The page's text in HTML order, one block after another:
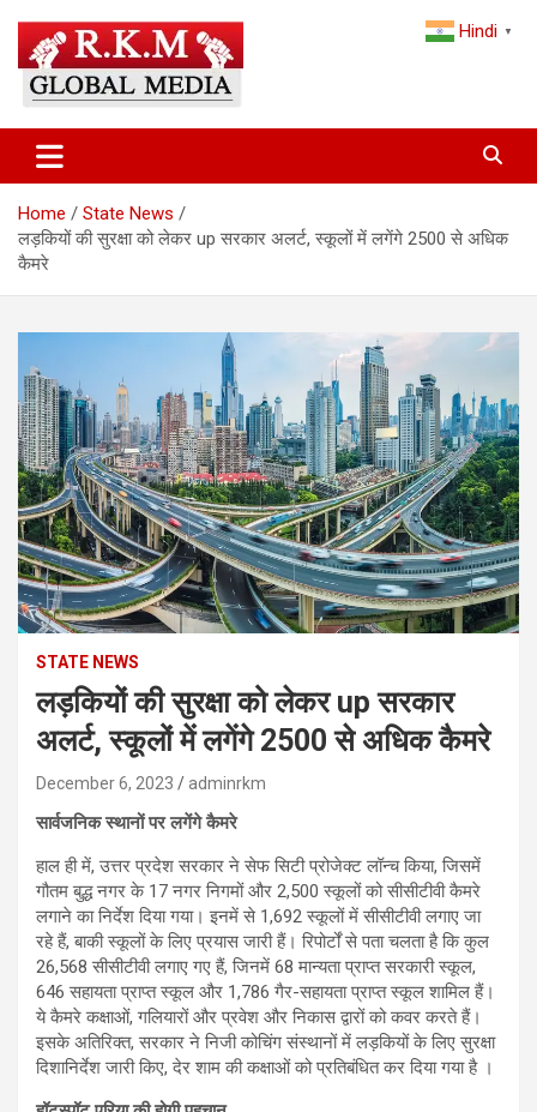
content
Latest Hindi News & Breaking
News – RKM Global Media
and the World
Home
State News
लड़कियों की सुरक्षा को लेकर up सरकार अलर्ट, स्कूलों में लगेंगे 2500 से अधिक
कैमरे
STATE NEWS
लड़कियों की सुरक्षा को लेकर up सरकार
अलर्ट, स्कूलों में लगेंगे 2500 से अधिक कैमरे
December 6, 2023 adminrkm
सार्वजनिक स्थानों पर लगेंगे कैमरे
हाल ही में, उत्तर प्रदेश सरकार ने सेफ सिटी प्रोजेक्ट लॉन्च किया, जिसमें
गौतम बुद्ध नगर के 17 नगर निगमों और 2,500 स्कूलों को सीसीटीवी कैमरे
लगाने का निर्देश दिया गया। इनमें से 1,692 स्कूलों में सीसीटीवी लगाए जा
रहे हैं, बाकी स्कूलों के लिए प्रयास जारी हैं। रिपोर्टों से पता चलता है कि कुल
26,568 सीसीटीवी लगाए गए हैं, जिनमें 68 मान्यता प्राप्त सरकारी स्कूल,
646 सहायता प्राप्त स्कूल और 1,786 गैर-सहायता प्राप्त स्कूल शामिल हैं।
ये कैमरे कक्षाओं, गलियारों और प्रवेश और निकास द्वारों को कवर करते हैं।
इसके अतिरिक्त, सरकार ने निजी कोचिंग संस्थानों में लड़कियों के लिए सुरक्षा
दिशानिर्देश जारी किए, देर शाम की कक्षाओं को प्रतिबंधित कर दिया गया है ।
Hindi ▼